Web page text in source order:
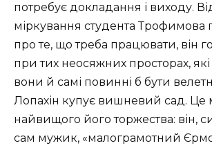
потребує докладання і виходу.
міркування студента Трофимова
про те, що треба працювати, він
при тих неосяжних просторах, які
вони й самі повинні б бути
Лопахін купує вишневий сад. Це
найвищого його торжества: він,
сам мужик, «малограмотний